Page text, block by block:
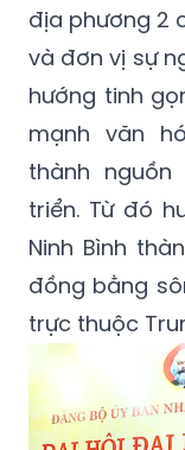
địa phương 2
và đơn vị sự
hướng tinh
mạnh văn
thành
triển. Từ đó
Ninh Bình
đồng bằng
trực thuộc